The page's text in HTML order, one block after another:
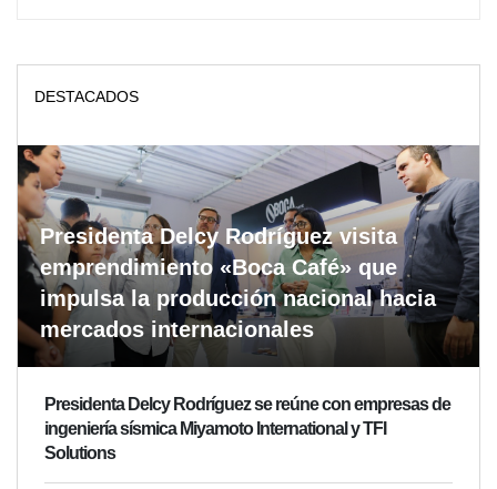
DESTACADOS
Presidenta Delcy Rodríguez visita
emprendimiento «Boca Café» que
impulsa la producción nacional hacia
mercados internacionales
Presidenta Delcy Rodríguez se reúne con empresas de
ingeniería sísmica Miyamoto International y TFI
Solutions